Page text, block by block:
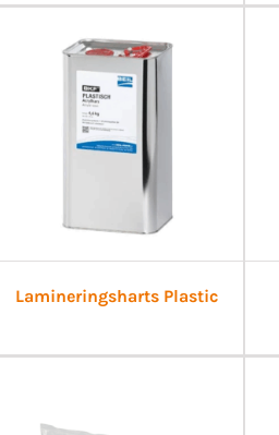
Lamineringsharts Plastic